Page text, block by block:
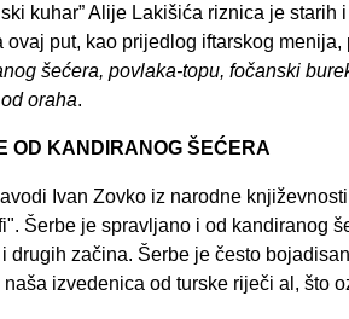
kuhar” Alije Lakišića riznica je
ovaj put, kao prijedlog iftarskog
šećera, povlaka-topu, fočanski
oraha.
OD KANDIRANOG ŠEĆERA
Ivan Zovko iz narodne
Šerbe je spravljano i od kandiranog
i drugih začina. Šerbe je često
naša izvedenica od turske riječi al, što